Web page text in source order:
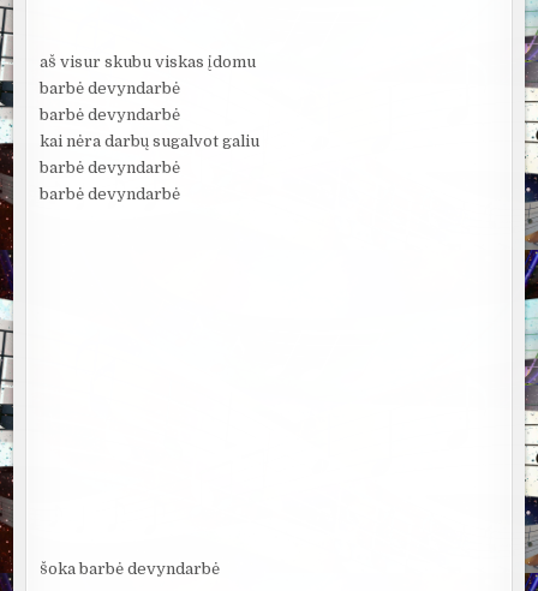
aš visur skubu viskas įdomu
barbė devyndarbė
barbė devyndarbė
kai nėra darbų sugalvot galiu
barbė devyndarbė
barbė devyndarbė
šoka barbė devyndarbė